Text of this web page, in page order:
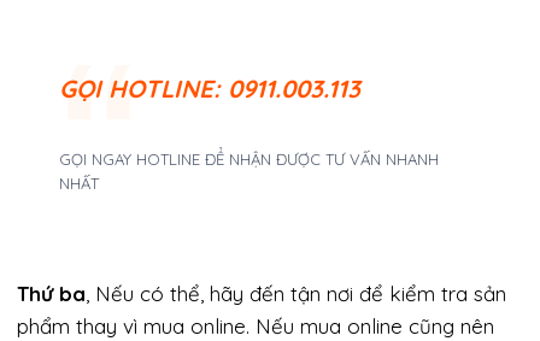
GỌI HOTLINE: 0911.003.113
GỌI NGAY HOTLINE ĐỂ NHẬN ĐƯỢC TƯ VẤN NHANH
NHẤT
Thứ ba , Nếu có thể, hãy đến tận nơi để kiểm tra sản
phẩm thay vì mua online. Nếu mua online cũng nên